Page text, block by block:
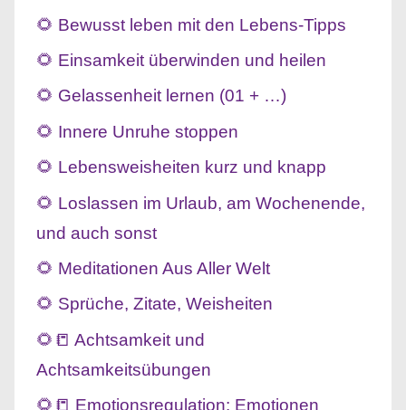
🌻 Bewusst leben mit den Lebens-Tipps
🌻 Einsamkeit überwinden und heilen
🌻 Gelassenheit lernen (01 + …)
🌻 Innere Unruhe stoppen
🌻 Lebensweisheiten kurz und knapp
🌻 Loslassen im Urlaub, am Wochenende,
und auch sonst
🌻 Meditationen Aus Aller Welt
🌻 Sprüche, Zitate, Weisheiten
🌻📒 Achtsamkeit und
Achtsamkeitsübungen
🌻📒 Emotionsregulation: Emotionen